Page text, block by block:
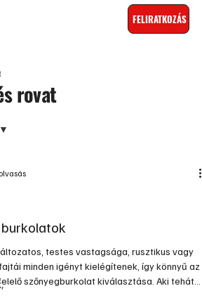
FELIRATKOZÁS
rovat
testes vastagsága, rusztikus vagy
minden igényt kielégítenek, így könnyű az
szőnyegburkolat kiválasztása. Aki tehát
lakóhelyiségeinek padlóját burkolni, az